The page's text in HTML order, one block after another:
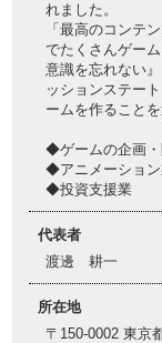
れました。
「最高のコンテ
でたくさんゲー
意識を忘れない
ッションステー
ームを作ること
◆ゲームの企画
◆アニメーショ
◆投資支援業
代表者
渡邊 耕一
所在地
〒150-0002 東京